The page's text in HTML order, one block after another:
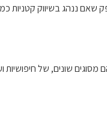
ננהג בשיווק
מסוגים שונים, של